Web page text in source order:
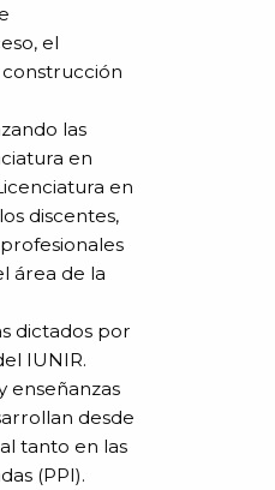
el
las
en
en
discentes,
área de la
dictados por
IUNIR.
enseñanzas
desde
tanto en las
(PPI).